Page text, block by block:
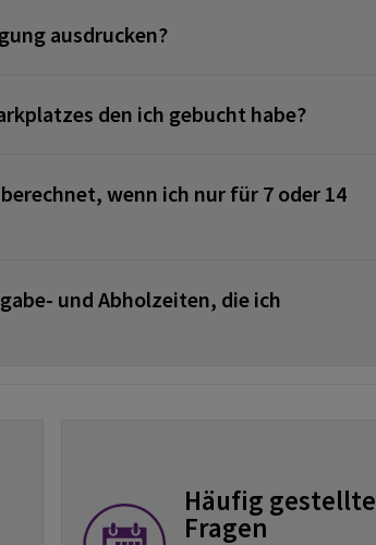
ausdrucken?
den ich gebucht habe?
wenn ich nur für 7 oder 14
und Abholzeiten, die ich
Häufig gestellte
Fragen